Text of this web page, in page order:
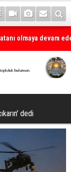
olmaya devam
dedi